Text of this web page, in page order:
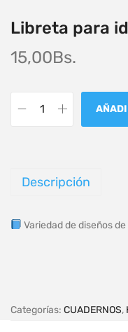
Libreta para
15,00Bs.
Descripción
Variedad de diseños
Categorías: CUADERNOS,